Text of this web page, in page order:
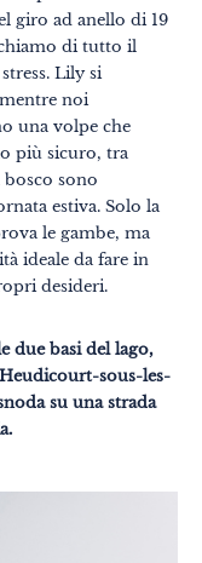
giro ad anello di 19
di tutto il
Lily si
noi
una volpe che
più sicuro, tra
sono
estiva. Solo la
le gambe, ma
ideale da fare in
desideri.
due basi del lago,
sous-les-
su una strada